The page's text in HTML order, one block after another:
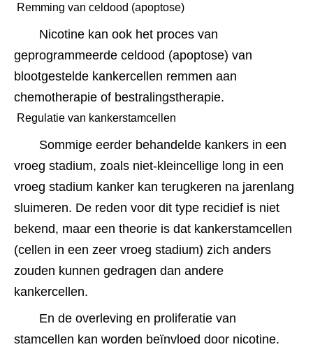
Remming van celdood (apoptose)
Nicotine kan ook het proces van
geprogrammeerde celdood (apoptose) van
blootgestelde kankercellen remmen aan
chemotherapie of bestralingstherapie.﻿﻿
Regulatie van kankerstamcellen
Sommige eerder behandelde kankers in een
vroeg stadium, zoals niet-kleincellige long in een
vroeg stadium kanker kan terugkeren na jarenlang
sluimeren. De reden voor dit type recidief is niet
bekend, maar een theorie is dat kankerstamcellen
(cellen in een zeer vroeg stadium) zich anders
zouden kunnen gedragen dan andere
kankercellen.
En de overleving en proliferatie van
stamcellen kan worden beïnvloed door nicotine.